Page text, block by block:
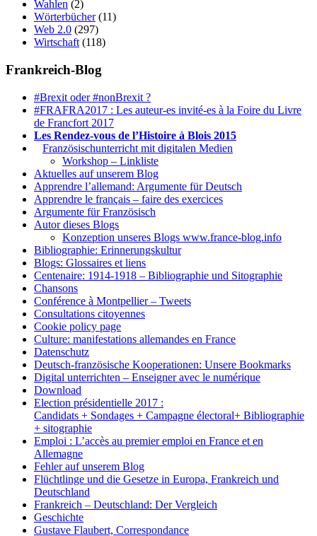
Wahlen (2)
Wörterbücher(11)
Web 2.0 (297)
Wirtschaft (118)
Frankreich-Blog
#Brexit oder #nonBrexit ?
#FRAFRA2017 : Les auteur-es invité-es à la Foire du Livre
de Francfort 2017
Les Rendez-vous de l’Histoire à Blois 2015
Französischunterricht mit digitalen Medien
Workshop – Linkliste
Aktuelles auf unserem Blog
Apprendre l’allemand: Argumente für Deutsch
Apprendre le français – faire des exercices
Argumente für Französisch
Autor dieses Blogs
Konzeption unseres Blogs www.france-blog.info
Bibliographie: Erinnerungskultur
Blogs: Glossaires et liens
Centenaire: 1914-1918 – Bibliographie und Sitographie
Chansons
Conférence à Montpellier – Tweets
Consultations citoyennes
Cookie policy page
Culture: manifestations allemandes en France
Datenschutz
Deutsch-französische Kooperationen: Unsere Bookmarks
Digital unterrichten – Enseigner avec le numérique
Download
Election présidentielle 2017 :
Candidats + Sondages + Campagne électoral+ Bibliographie
+ sitographie
Emploi : L’accès au premier emploi en France et en
Allemagne
Fehler auf unserem Blog
Flüchtlinge und die Gesetze in Europa, Frankreich und
Deutschland
Frankreich – Deutschland: Der Vergleich
Geschichte
Gustave Flaubert, Correspondance